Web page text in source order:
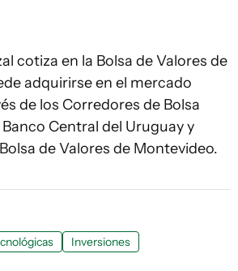
cotiza en la Bolsa de Valores de
adquirirse en el mercado
de los Corredores de Bolsa
Central del Uruguay y
de Valores de Montevideo.
Inversiones